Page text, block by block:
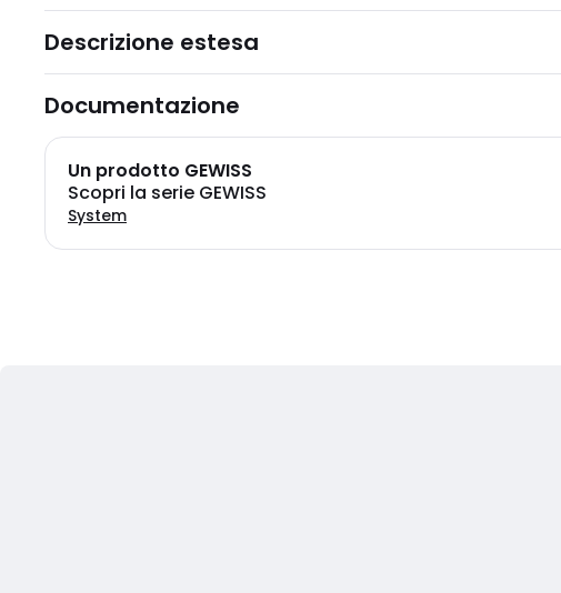
Descrizione estesa
Documentazione
Un prodotto GEWISS
Scopri la serie GEWISS
System